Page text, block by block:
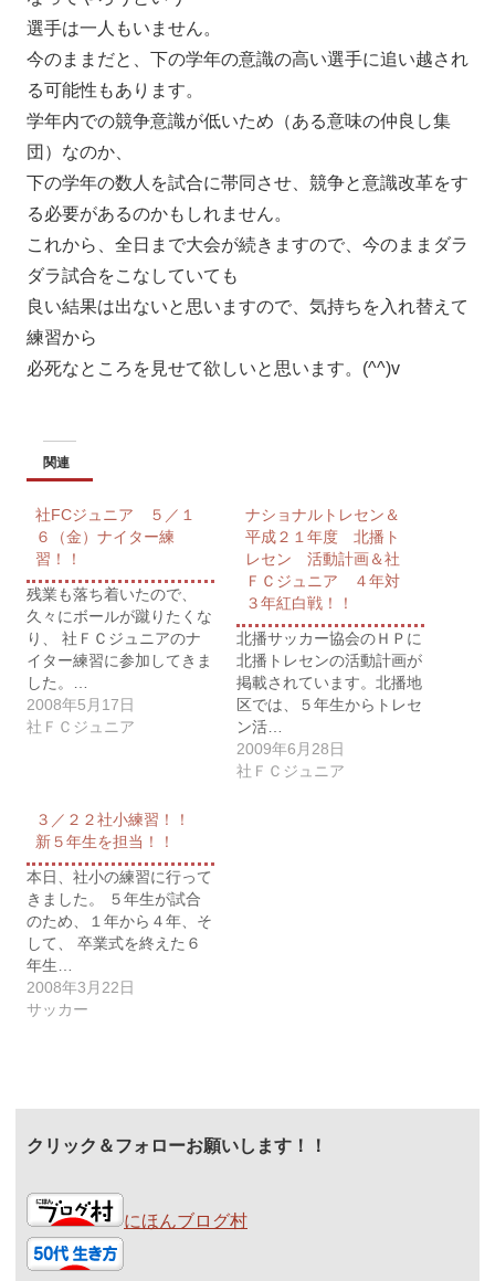
選手は一人もいません。
今のままだと、下の学年の意識の高い選手に追い越され
る可能性もあります。
学年内での競争意識が低いため（ある意味の仲良し集
団）なのか、
下の学年の数人を試合に帯同させ、競争と意識改革をす
る必要があるのかもしれません。
これから、全日まで大会が続きますので、今のままダラ
ダラ試合をこなしていても
良い結果は出ないと思いますので、気持ちを入れ替えて
練習から
必死なところを見せて欲しいと思います。(^^)v
関連
社FCジュニア ５／１
６（金）ナイター練
習！！
残業も落ち着いたので、
久々にボールが蹴りたくな
り、 社ＦＣジュニアのナ
イター練習に参加してきま
した。…
2008年5月17日
社ＦＣジュニア
ナショナルトレセン＆
平成２１年度 北播ト
レセン 活動計画＆社
ＦＣジュニア ４年対
３年紅白戦！！
北播サッカー協会のＨＰに
北播トレセンの活動計画が
掲載されています。北播地
区では、５年生からトレセ
ン活…
2009年6月28日
社ＦＣジュニア
３／２２社小練習！！
新５年生を担当！！
本日、社小の練習に行って
きました。 ５年生が試合
のため、１年から４年、そ
して、 卒業式を終えた６
年生…
2008年3月22日
サッカー
クリック＆フォローお願いします！！
にほんブログ村